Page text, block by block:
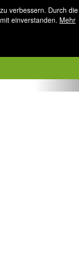
verbessern. Durch die
einverstanden. Mehr